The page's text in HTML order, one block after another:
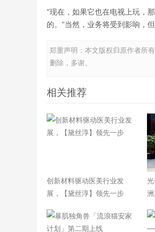
“现在，如果它也在电视上玩，
的。“当然，业务将受到影响，
郑重声明：本文版权归原作者所
删除，多谢。
相关推荐
​创新材料驱动医美行业发
展，【黛丝淳】领先一步